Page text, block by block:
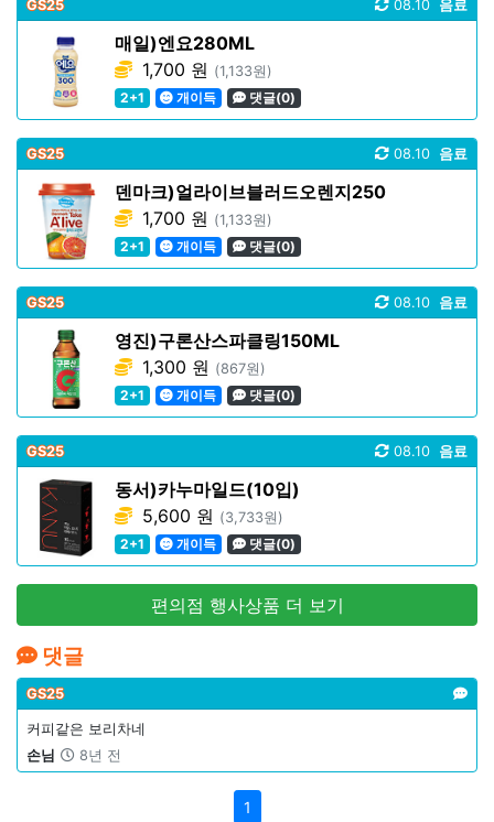
GS25 음료
08.10
매일)엔요280ML
1,700 원 (1,133원)
2+1
개이득 댓글(0)
GS25 음료
08.10
덴마크)얼라이브블러드오렌지250
1,700 원 (1,133원)
2+1
개이득 댓글(0)
GS25 음료
08.10
영진)구론산스파클링150ML
1,300 원 (867원)
2+1
개이득 댓글(0)
GS25 음료
08.10
동서)카누마일드(10입)
5,600 원 (3,733원)
2+1
개이득 댓글(0)
편의점 행사상품 더 보기
댓글
GS25
커피같은 보리차네
손님
8년 전
1